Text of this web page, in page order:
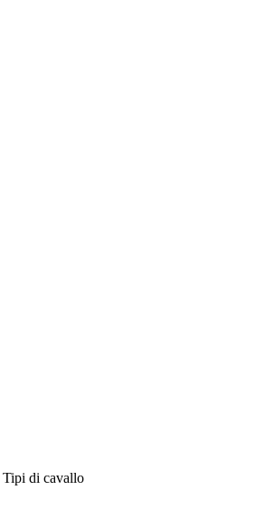
Tipi di cavallo